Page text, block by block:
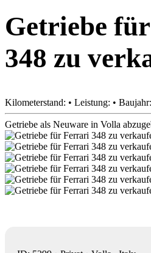
Getriebe
348 zu
Kilometerstand: • Leistung: •
Getriebe als Neuware in Volla